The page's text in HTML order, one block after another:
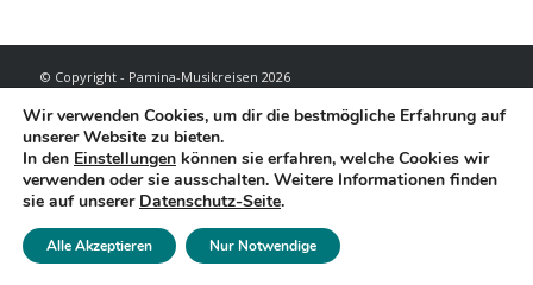
© Copyright - Pamina-Musikreisen 2026
Wir verwenden Cookies, um dir die bestmögliche Erfahrung auf
unserer Website zu bieten.
In den Einstellungen können sie erfahren, welche Cookies wir
verwenden oder sie ausschalten. Weitere Informationen finden
sie auf unserer Datenschutz-Seite.
Alle Akzeptieren Nur Notwendige